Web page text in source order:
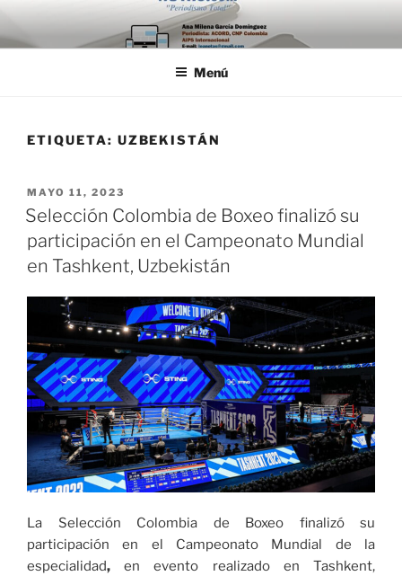
Saltar
al
contenido
Menú
ETIQUETA: UZBEKISTÁN
PUBLICADO
EL
MAYO 11, 2023
Selección Colombia de Boxeo finalizó su
participación en el Campeonato Mundial
en Tashkent, Uzbekistán
La Selección Colombia de Boxeo finalizó su
participación en el Campeonato Mundial de la
especialidad, en evento realizado en Tashkent,